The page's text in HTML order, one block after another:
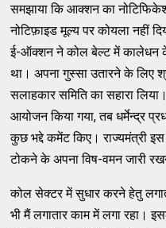
समझाया कि आक्शन का
नोटिफ़ाइड मूल्य पर कोयला नहीं
ई-ऑक्शन ने कोल बेल्ट में कालेधन के
था। अपना गुस्सा उतारने के लिए
सलाहकार समिति का सहारा
आयोजन किया गया, तब धर्मेन्द्र
कुछ भद्दे कमेंट किए। राज्यमंत्री
टोकने के अपना विष-वमन जारी
कोल सेक्टर में सुधार करने हेतु
भी मैं लगातार काम में लगा